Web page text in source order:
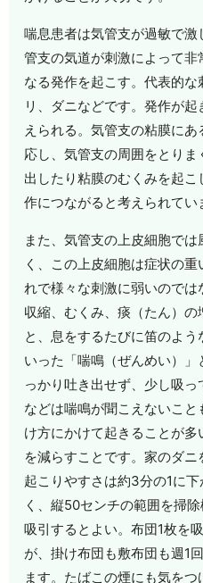
喘息患者は気管支が過敏で
管支の気道が刺激によって非
なる発作を起こす。代表的
リ、ダニなどです。発作が
えられる。気管支の粘膜に
応し、気管支の周囲をとり
出したり粘膜のむくみを起
作につながると考えられてい
また、気管支の上皮細胞で
く、この上皮細胞は症状の
れで様々な刺激に弱いのでは
収縮、むくみ、痰（たん）
と、息をするたびに笛のよ
いった「喘鳴（ぜんめい）
っかり吐き出せず、少し吸
などは喘鳴が聞こえないこ
け方にかけて起きることが
を減らすことです。家のダ
起こりやすさは約3分の1に
く、縦50センチの範囲を掃
吸引するとよい。布団1枚を
が、掛け布団も敷布団も週1
ます。たばこの煙にも気を